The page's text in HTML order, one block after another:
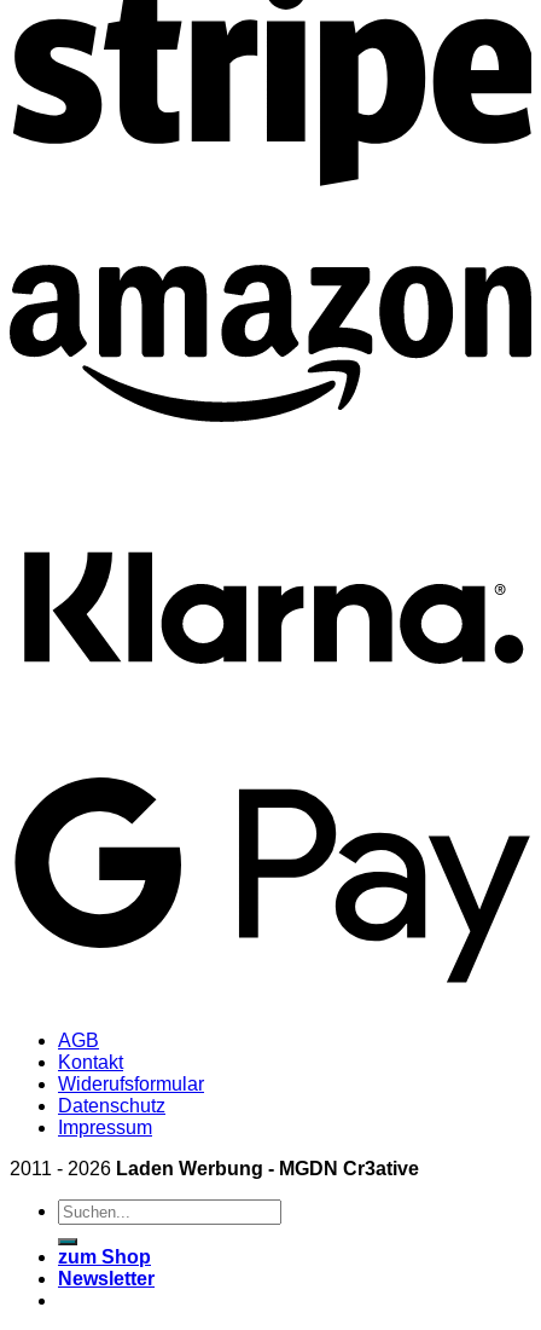
AGB
Kontakt
Widerufsformular
Datenschutz
Impressum
2011 - 2026 Laden Werbung - MGDN Cr3ative
Suchen
nach:
zum Shop
Newsletter